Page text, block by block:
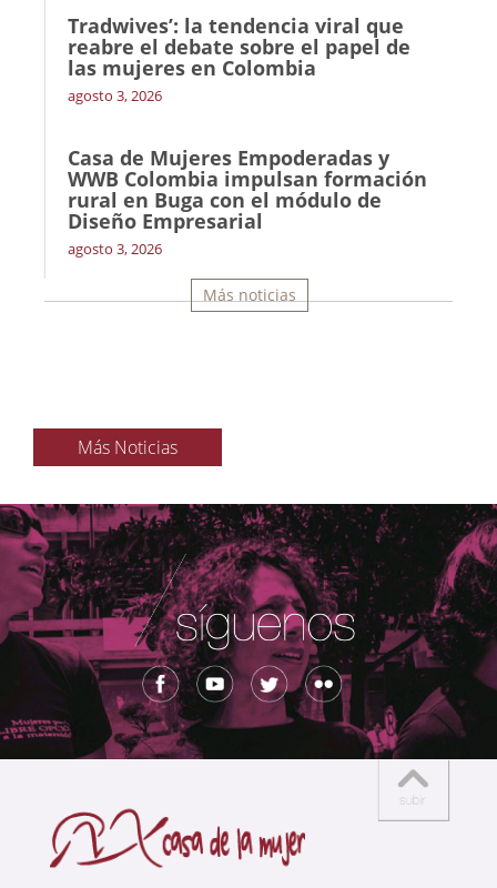
Tradwives’: la tendencia viral que
reabre el debate sobre el papel de
las mujeres en Colombia
agosto 3, 2026
Casa de Mujeres Empoderadas y
WWB Colombia impulsan formación
rural en Buga con el módulo de
Diseño Empresarial
agosto 3, 2026
Más noticias
Más Noticias